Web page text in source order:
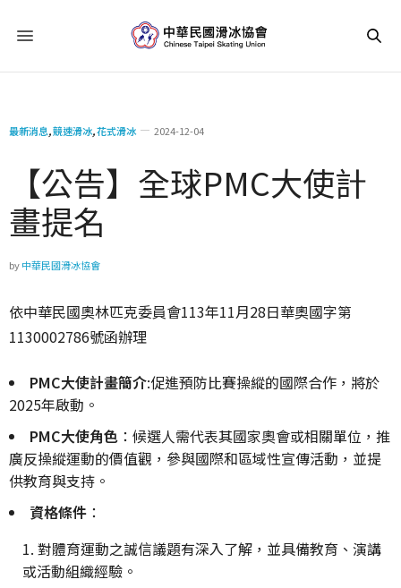
最新消息,競速滑冰,花式滑冰 2024-12-04
【公告】全球PMC大使計
畫提名
by中華民國滑冰協會
依中華民國奧林匹克委員會113年11月28日華奧國字第
1130002786號函辦理
PMC大使計畫簡介:促進預防比賽操縱的國際合作，將於
2025年啟動。
PMC大使角色 ：候選人需代表其國家奧會或相關單位，推
廣反操縱運動的價值觀，參與國際和區域性宣傳活動，並提
供教育與支持。
資格條件 ：
對體育運動之誠信議題有深入了解，並具備教育、演講
或活動組織經驗。